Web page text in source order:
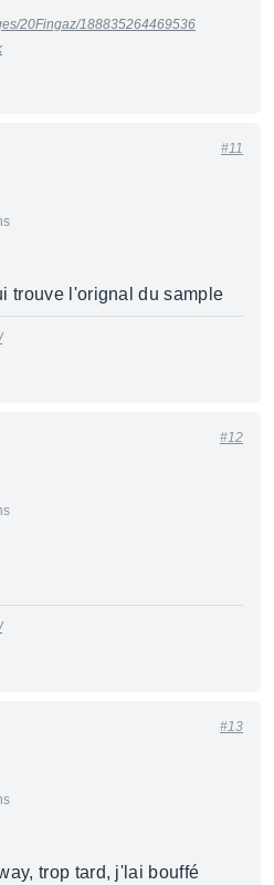
20Fingaz/188835264469536
#11
trouve l'orignal du sample
#12
#13
trop tard, j'lai bouffé